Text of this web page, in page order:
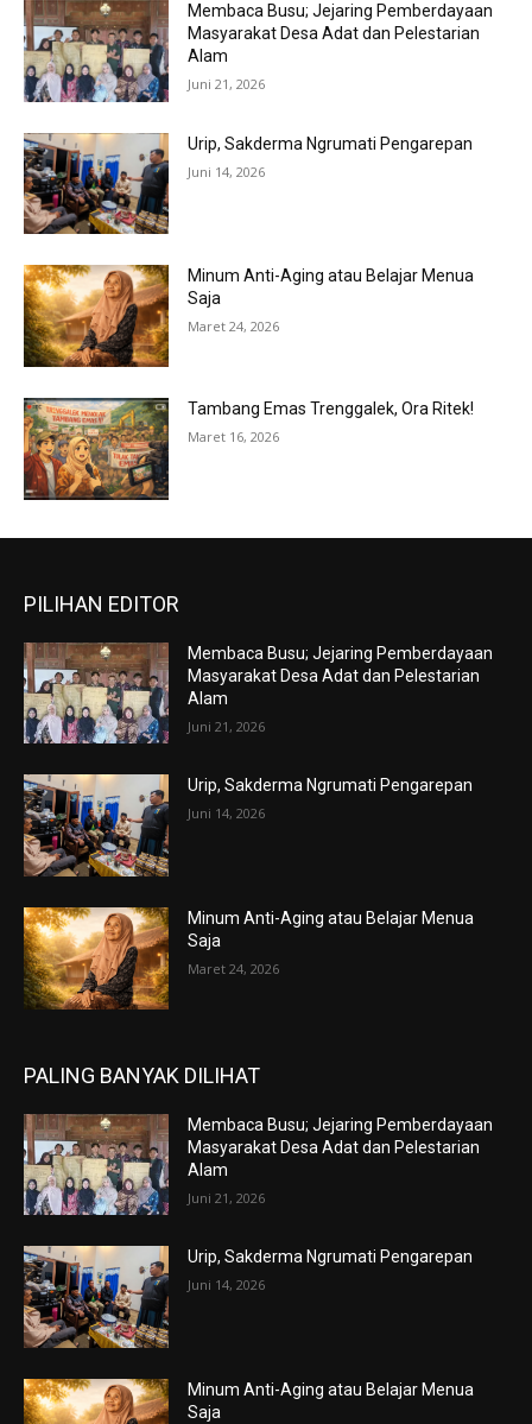
Membaca Busu; Jejaring Pemberdayaan
Masyarakat Desa Adat dan Pelestarian
Alam
Juni 21, 2026
Urip, Sakderma Ngrumati Pengarepan
Juni 14, 2026
Minum Anti-Aging atau Belajar Menua
Saja
Maret 24, 2026
Tambang Emas Trenggalek, Ora Ritek!
Maret 16, 2026
PILIHAN EDITOR
Membaca Busu; Jejaring Pemberdayaan
Masyarakat Desa Adat dan Pelestarian
Alam
Juni 21, 2026
Urip, Sakderma Ngrumati Pengarepan
Juni 14, 2026
Minum Anti-Aging atau Belajar Menua
Saja
Maret 24, 2026
PALING BANYAK DILIHAT
Membaca Busu; Jejaring Pemberdayaan
Masyarakat Desa Adat dan Pelestarian
Alam
Juni 21, 2026
Urip, Sakderma Ngrumati Pengarepan
Juni 14, 2026
Minum Anti-Aging atau Belajar Menua
Saja